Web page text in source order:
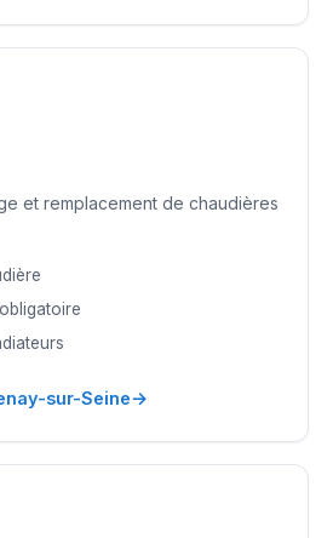
et remplacement de chaudières
sur-Seine→